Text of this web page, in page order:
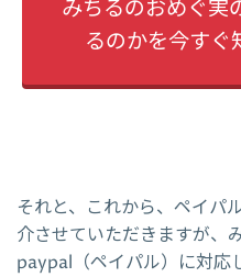
みちるのおめぐ実
るのかを今すぐ
それと、これから、ペイパ
介させていただきますが、
paypal（ペイパル）に対応